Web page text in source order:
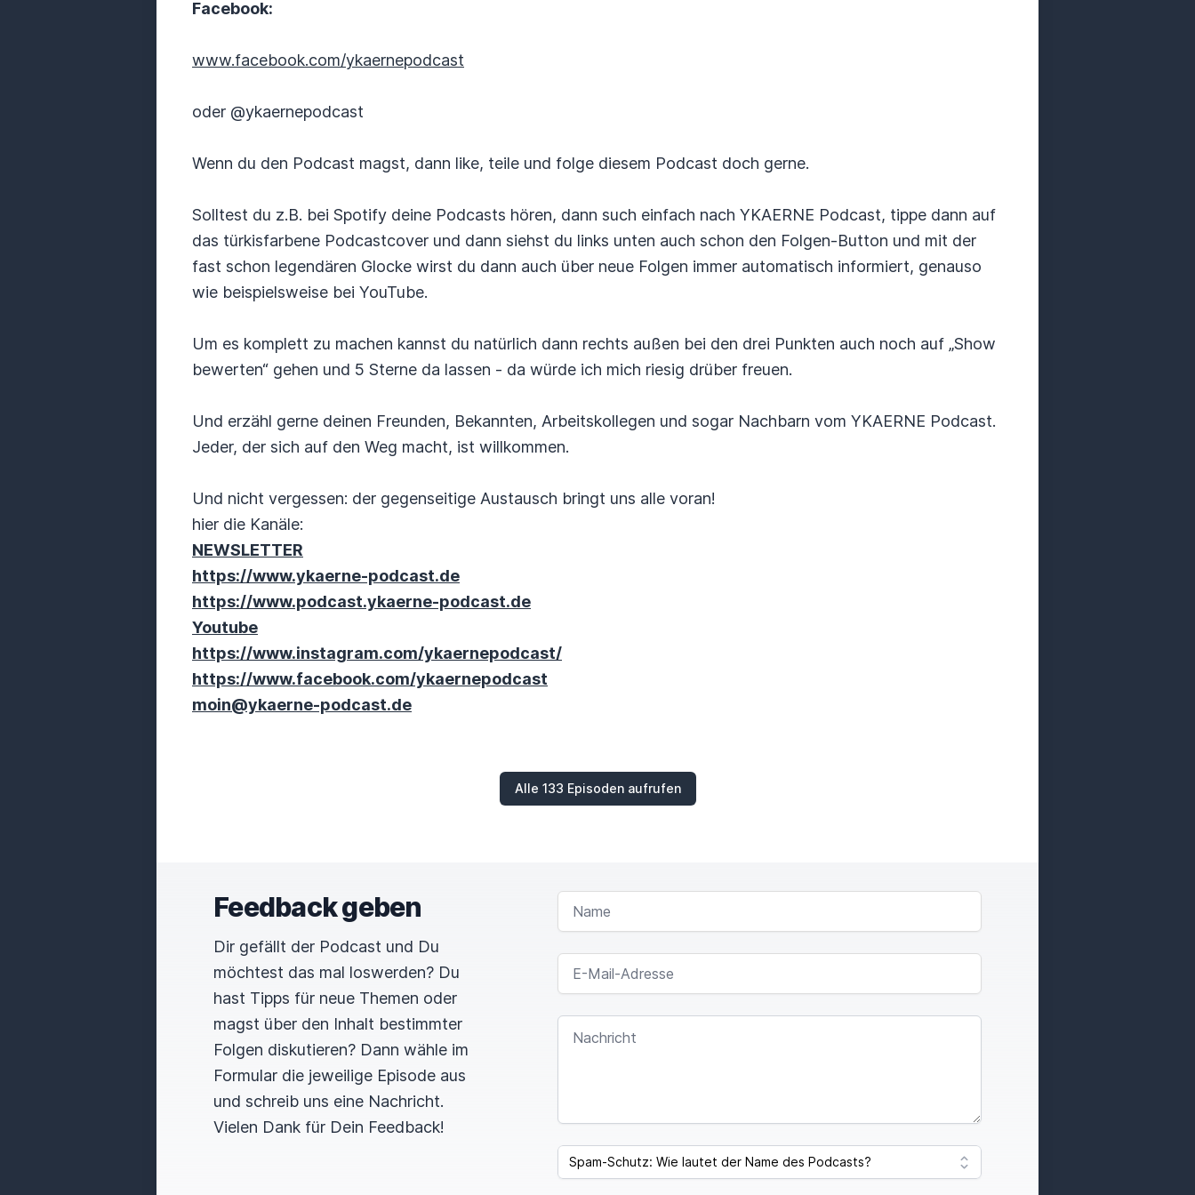
Facebook:
www.facebook.com/ykaernepodcast
oder @ykaernepodcast
Wenn du den Podcast magst, dann like, teile und folge diesem Podcast doch gerne.
Solltest du z.B. bei Spotify deine Podcasts hören, dann such einfach nach YKAERNE Podcast, tippe dann auf
das türkisfarbene Podcastcover und dann siehst du links unten auch schon den Folgen-Button und mit der
fast schon legendären Glocke wirst du dann auch über neue Folgen immer automatisch informiert, genauso
wie beispielsweise bei YouTube.
Um es komplett zu machen kannst du natürlich dann rechts außen bei den drei Punkten auch noch auf „Show
bewerten“ gehen und 5 Sterne da lassen - da würde ich mich riesig drüber freuen.
Und erzähl gerne deinen Freunden, Bekannten, Arbeitskollegen und sogar Nachbarn vom YKAERNE Podcast.
Jeder, der sich auf den Weg macht, ist willkommen.
Und nicht vergessen: der gegenseitige Austausch bringt uns alle voran!
hier die Kanäle:
NEWSLETTER
https://www.ykaerne-podcast.de
https://www.podcast.ykaerne-podcast.de
Youtube
https://www.instagram.com/ykaernepodcast/
https://www.facebook.com/ykaernepodcast
moin@ykaerne-podcast.de
Alle 133 Episoden aufrufen
Feedback geben
Dir gefällt der Podcast und Du
möchtest das mal loswerden? Du
hast Tipps für neue Themen oder
magst über den Inhalt bestimmter
Folgen diskutieren? Dann wähle im
Formular die jeweilige Episode aus
und schreib uns eine Nachricht.
Vielen Dank für Dein Feedback!
NAME
E-MAIL-ADRESSE
NACHRICHT
SPAM CAPTCHA